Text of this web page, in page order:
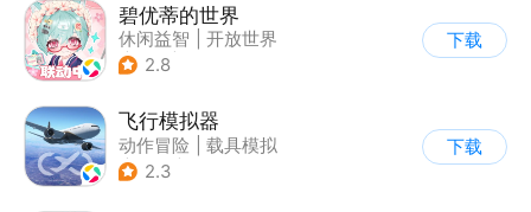
碧优蒂的世界
休闲益智
开放世界
| Q版
2.8
下载
飞行模拟器
动作冒险
载具模拟
| 飞机
2.3
下载